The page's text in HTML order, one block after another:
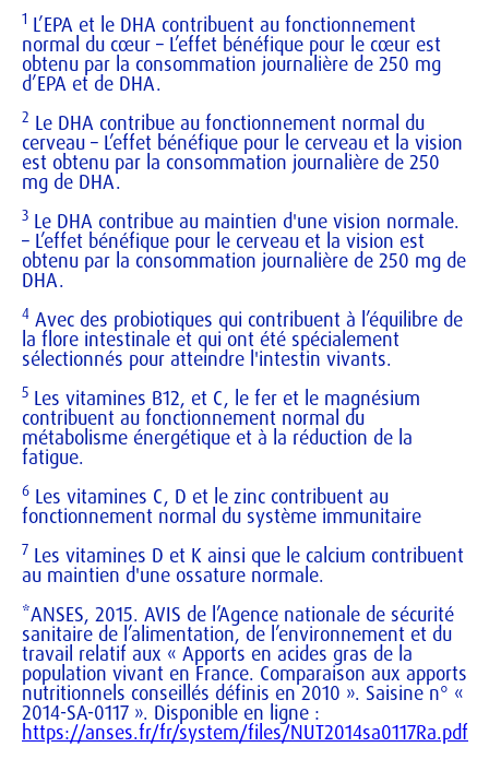
subtilis DE111), qui contribuent à l’équilibre de la
flore intestinale4 .
SEULEMENT 1 CAPSULE & 1 COMPRIMÉ PAR JOUR
POUR UNE ACTION COMPLÈTE
Energie mentale & physique5
Immunité6
Coeur
Cerveau 2
Vision3
Os7
Equilibre intestinal
Dont EPA
167 mg
-
Dont DHA
Probiotiques :
𝘉𝘢𝘤𝘪𝘭𝘭𝘶𝘴 𝘚𝘶𝘣𝘵𝘪𝘭𝘪𝘴
DE111®
1 x 10⁹
UFC**
-
Vitamine D 8 µg
160%
Vitamine E
TE
Ingrédients pour 1 comprimé
Ingrédients
1
Comprimé
%
VNR*
Vitamine A 500 µg ER
(Vitamine B1)
12 mg
Riboflavine
(Vitamine B2)
20 mg 1429%
Niacine 30 mg EN
188%
Acide
pantothénique
10 mg 167%
Les compléments alimentaires ne se substituent
pas à une alimentation variée et équilibrée et à un
mode de vie sain.
1 L’EPA et le DHA contribuent au fonctionnement
normal du cœur – L’effet bénéfique pour le cœur est
obtenu par la consommation journalière de 250 mg
d’EPA et de DHA.
2 Le DHA contribue au fonctionnement normal du
cerveau – L’effet bénéfique pour le cerveau et la vision
est obtenu par la consommation journalière de 250
mg de DHA.
3 Le DHA contribue au maintien d'une vision normale.
– L’effet bénéfique pour le cerveau et la vision est
obtenu par la consommation journalière de 250 mg de
DHA.
4 Avec des probiotiques qui contribuent à l’équilibre de
la flore intestinale et qui ont été spécialement
sélectionnés pour atteindre l'intestin vivants.
5 Les vitamines B12, et C, le fer et le magnésium
contribuent au fonctionnement normal du
métabolisme énergétique et à la réduction de la
fatigue.
6 Les vitamines C, D et le zinc contribuent au
fonctionnement normal du système immunitaire
7 Les vitamines D et K ainsi que le calcium contribuent
au maintien d'une ossature normale.
*ANSES, 2015. AVIS de l’Agence nationale de sécurité
sanitaire de l’alimentation, de l’environnement et du
travail relatif aux « Apports en acides gras de la
population vivant en France. Comparaison aux apports
nutritionnels conseillés définis en 2010 ». Saisine n° «
2014-SA-0117 ». Disponible en ligne :
https://anses.fr/fr/system/files/NUT2014sa0117Ra.pdf